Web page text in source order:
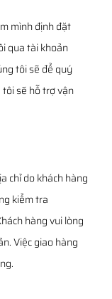
mình định đặt
qua tài khoản
tôi sẽ để quý
sẽ hỗ trợ vận
chỉ do khách hàng
kiểm tra
hàng vui lòng
Việc giao hàng